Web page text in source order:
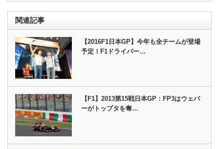
関連記事
【2016F1日本GP】今年も全チームが登場
予定！F1ドライバー…
【F1】2013第15戦日本GP：FP3はウェバ
ーがトップタを奪…